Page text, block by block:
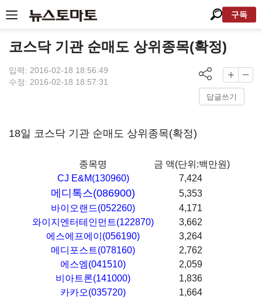
구독
코스닥 기관 순매도 상위종목(확정)
입력: 2016-02-18 18:56:49
수정: 2016-02-18 18:57:31
답글쓰기
18일 코스닥 기관 순매도 상위종목(확정)
종목명
금 액(단위:백만원)
CJ E&M(130960)
7,424
메디톡스(086900)
5,353
바이오랜드(052260)
4,171
와이지엔터테인먼트(122870)
3,662
에스에프에이(056190)
3,264
메디포스트(078160)
2,762
에스엠(041510)
2,059
비아트론(141000)
1,836
카카오(035720)
1,664